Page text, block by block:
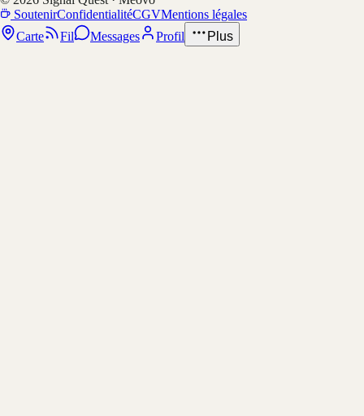
SoutenirConfidentialitéCGVMentions légales
Carte
Fil Messages Profil Plus